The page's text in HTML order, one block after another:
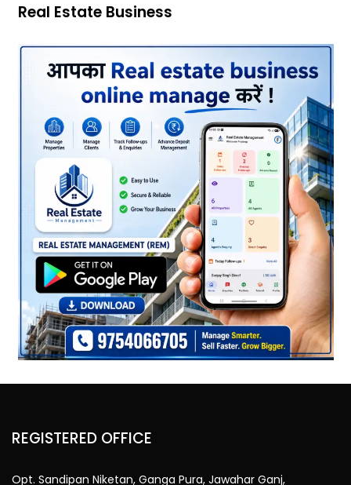
Real Estate Business
REGISTERED OFFICE
Opt. Sandipan Niketan, Ganga Pura, Jawahar Ganj,